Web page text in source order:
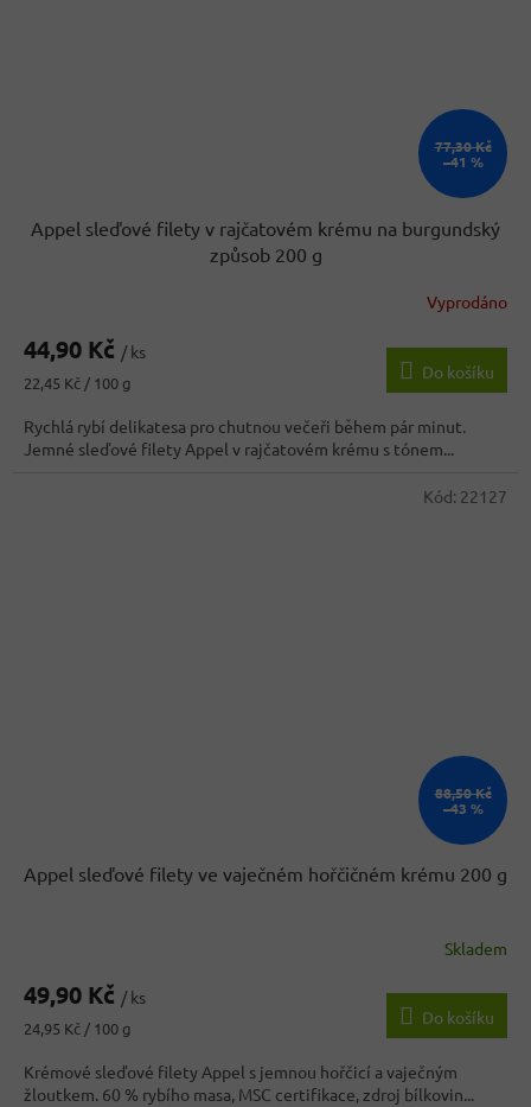
77,30 Kč
–41 %
Appel sleďové filety v rajčatovém krému na burgundský
způsob 200 g
produktu
4,1
z
5
hvězdiček.
Vyprodáno
44,90 Kč / ks
Měrná
22,45 Kč / 100 g
Do košíku
Rychlá rybí delikatesa pro chutnou večeři během pár minut.
Jemné sleďové filety Appel v rajčatovém krému s tónem...
88,50 Kč
–43 %
Appel sleďové filety ve vaječném hořčičném krému 200 g
produktu
4,8
z
5
Skladem
49,90 Kč / ks
Měrná
24,95 Kč / 100 g
Do košíku
Krémové sleďové filety Appel s jemnou hořčicí a vaječným
žloutkem. 60 % rybího masa, MSC certifikace, zdroj bílkovin...
Kód: 22127